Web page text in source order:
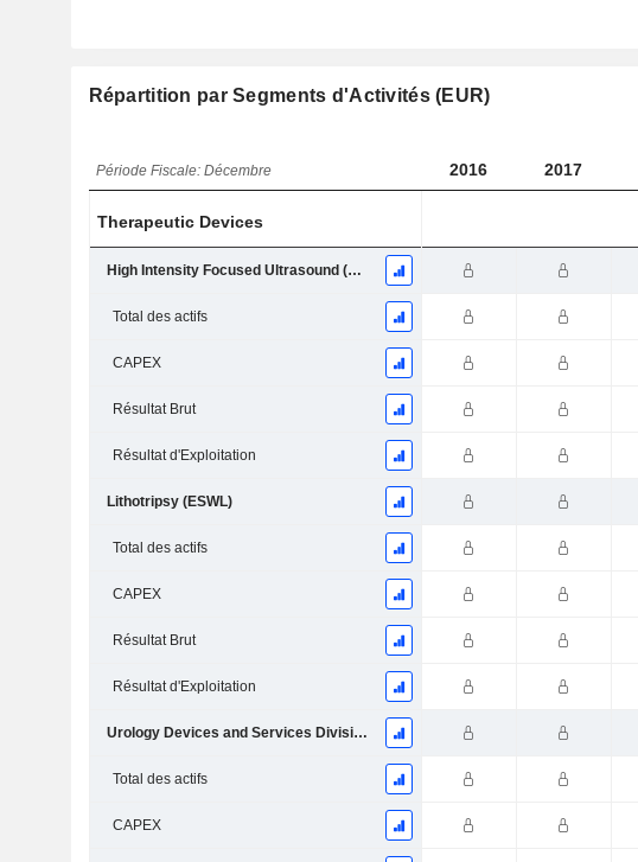
Répartition par Segments d'Activités (EUR)
Période Fiscale: Décembre 2016 2017
Therapeutic Devices
High Intensity Focused Ultrasound (HIFU)
Total des actifs
CAPEX
Résultat Brut
Résultat d'Exploitation
Lithotripsy (ESWL)
Total des actifs
CAPEX
Résultat Brut
Résultat d'Exploitation
Urology Devices and Services Division (UDS)
Total des actifs
CAPEX